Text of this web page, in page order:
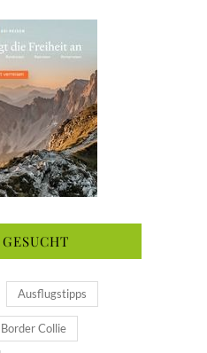
Ausflugstipps
Border Collie